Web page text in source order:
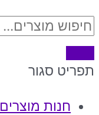
תפריט סגור
חנות מוצרים